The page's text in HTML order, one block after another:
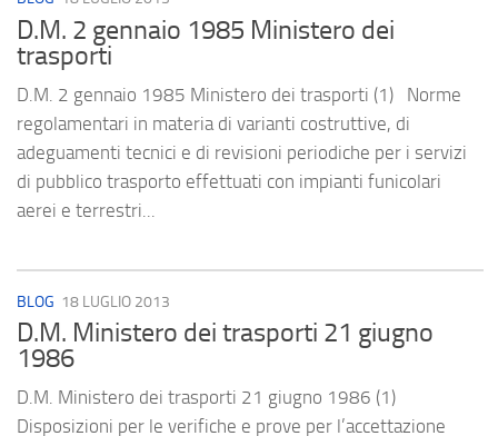
D.M. 2 gennaio 1985 Ministero dei
trasporti
D.M. 2 gennaio 1985 Ministero dei trasporti (1) Norme
regolamentari in materia di varianti costruttive, di
adeguamenti tecnici e di revisioni periodiche per i servizi
di pubblico trasporto effettuati con impianti funicolari
aerei e terrestri...
BLOG 18 LUGLIO 2013
D.M. Ministero dei trasporti 21 giugno
1986
D.M. Ministero dei trasporti 21 giugno 1986 (1)
Disposizioni per le verifiche e prove per l’accettazione